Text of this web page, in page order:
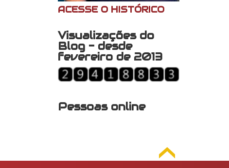
ACESSE O HISTÓRICO
Visualizações do
Blog - desde
fevereiro de 2013
Pessoas online